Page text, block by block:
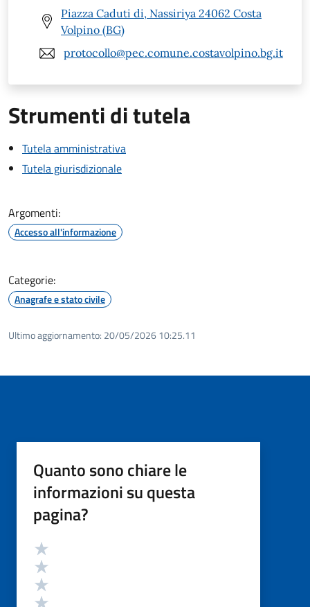
Piazza Caduti di, Nassiriya 24062 Costa
Volpino (BG)
protocollo@pec.comune.costavolpino.bg.it
Strumenti di tutela
Tutela amministrativa
Tutela giurisdizionale
Argomenti:
Accesso all'informazione
Categorie:
Anagrafe e stato civile
Ultimo aggiornamento: 20/05/2026 10:25.11
Quanto sono chiare le
informazioni su questa
pagina?
Valutazione